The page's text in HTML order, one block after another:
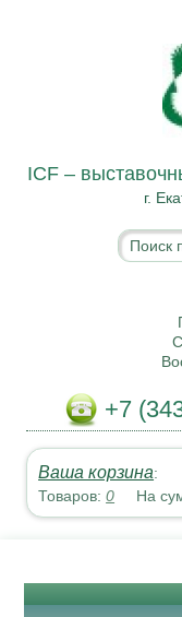
ICF –
г.
+7
Ваша корзина:
Товаров:0 На